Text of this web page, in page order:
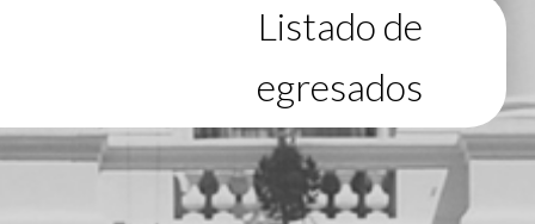
Listado de
egresados